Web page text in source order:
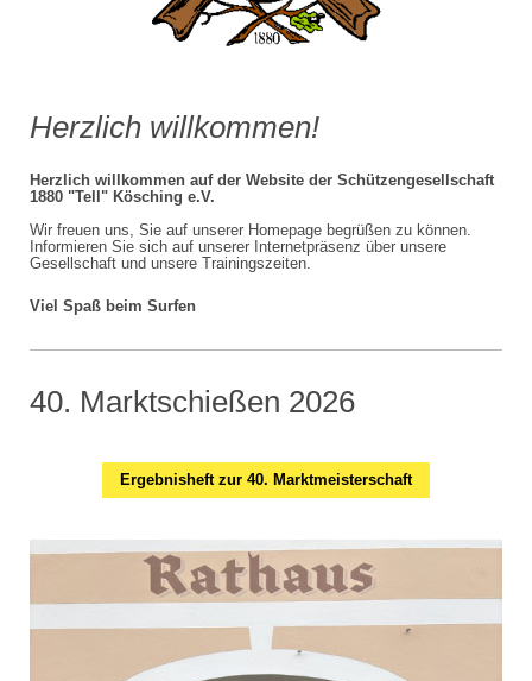
Herzlich willkommen!
Herzlich willkommen auf der Website der Schützengesellschaft
1880 "Tell" Kösching e.V.
Wir freuen uns, Sie auf unserer Homepage begrüßen zu können.
Informieren Sie sich auf unserer Internetpräsenz über unsere
Gesellschaft und unsere Trainingszeiten.
Viel Spaß beim Surfen
40. Marktschießen 2026
Ergebnisheft zur 40. Marktmeisterschaft